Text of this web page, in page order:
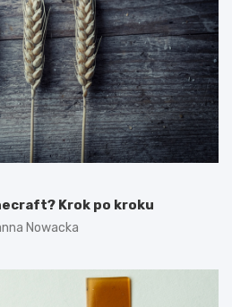
Krok po kroku
Nowacka